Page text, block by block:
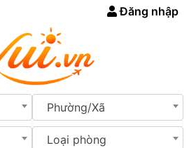
Đăng nhập
Phường/Xã
Loại phòng